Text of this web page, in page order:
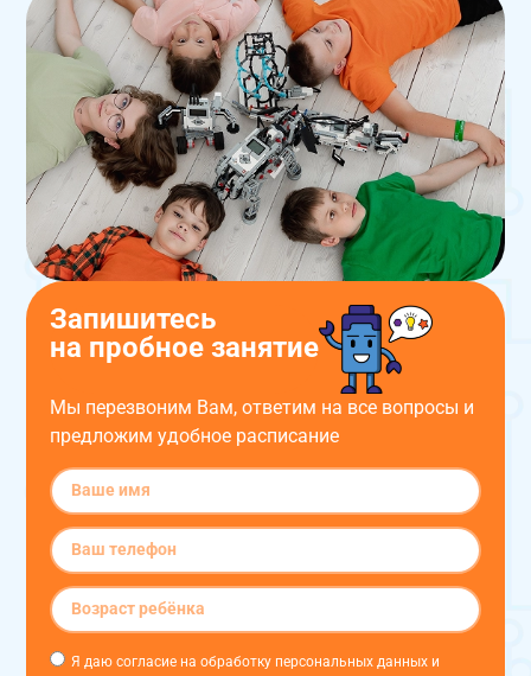
Запишитесь
на пробное занятие
Мы перезвоним Вам, ответим на все вопросы и
предложим удобное расписание
Я даю согласие на обработку персональных данных и